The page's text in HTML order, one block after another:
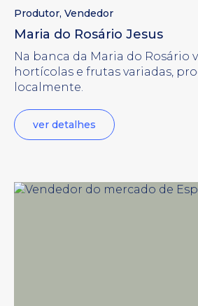
Produtor, Vendedor
Maria do Rosário Jesus
Na banca da Maria do Rosário
hortícolas e frutas variadas,
localmente.
ver detalhes